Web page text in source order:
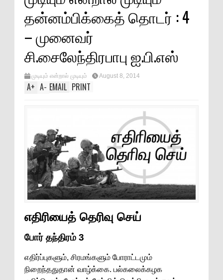
தன்னம்பிக்கைத் தொடர் : 4
– முனைவர்
சி.சைலேந்திரபாபு ஐ.பி.எஸ்
முடியும் என்றால் முடியும் August 8, 2014
A+ A- EMAIL PRINT
எதிரியைத் தெரிவு செய்
போர் தந்திரம் 3
எதிர்ப்புகளும், சிரமங்களும் போராட்டமும்
நிறைந்ததுதான் வாழ்க்கை. பல்கலைக்கழக